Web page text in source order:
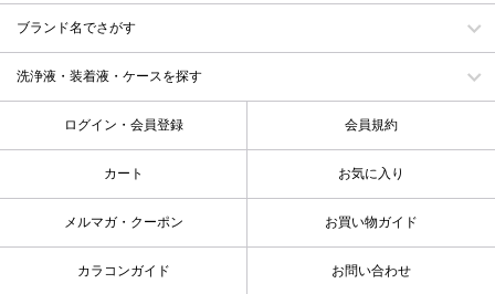
ブランド名でさがす
洗浄液・装着液・ケースを探す
ログイン・会員登録 会員規約
カート お気に入り
メルマガ・クーポン お買い物ガイド
カラコンガイド お問い合わせ